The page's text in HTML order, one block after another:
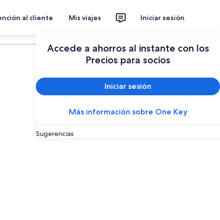
al cliente Mis viajes Iniciar sesión
Accede a ahorros al instante con los
Precios para socios
Iniciar sesión
Más información sobre One Key
Sugerencias